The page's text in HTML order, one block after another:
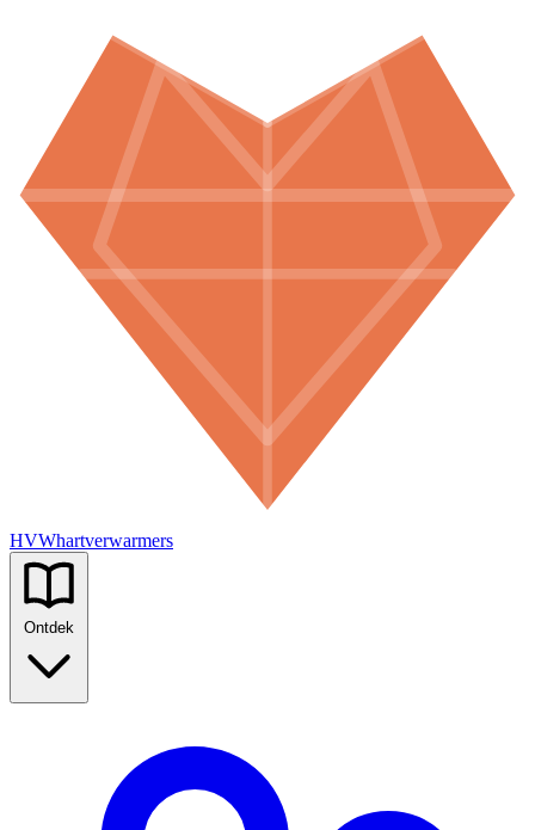
HVWhartverwarmers
Ontdek